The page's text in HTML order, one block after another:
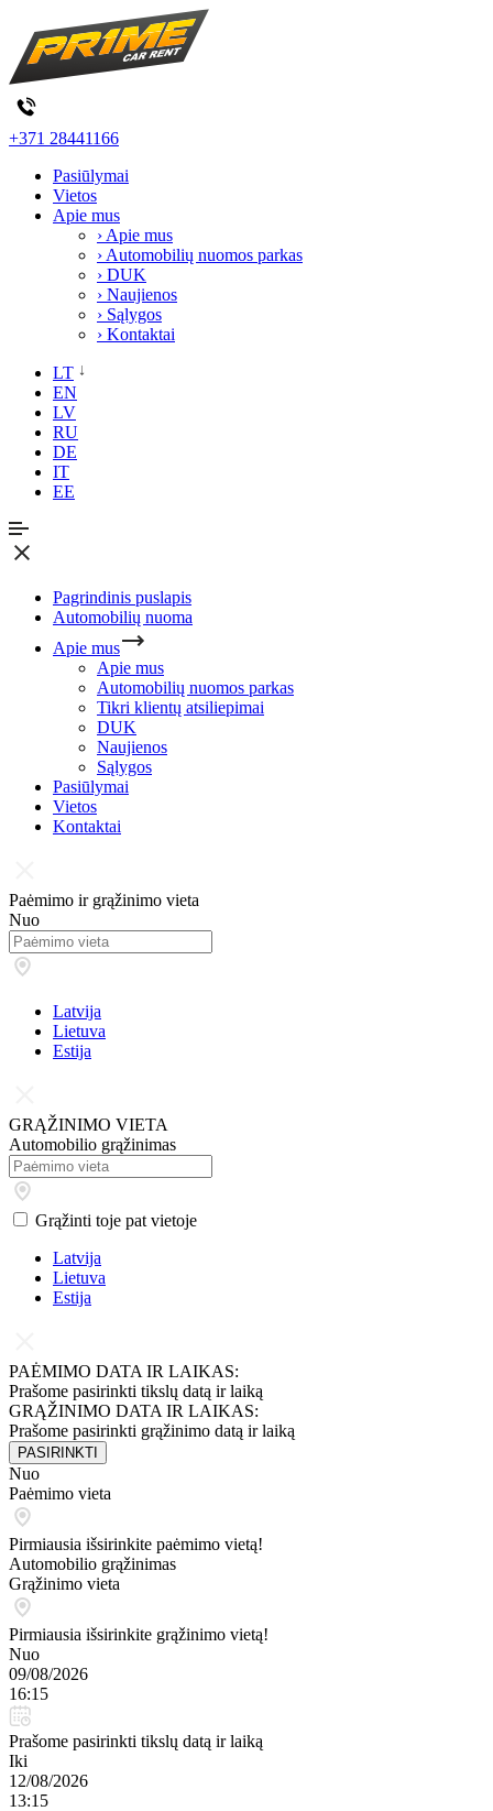
+371 28441166
Pasiūlymai
Vietos
Apie mus
› Apie mus
› Automobilių nuomos parkas
› DUK
› Naujienos
› Sąlygos
› Kontaktai
LT
EN
LV
RU
DE
IT
EE
Pagrindinis puslapis
Automobilių nuoma
Apie mus
Apie mus
Automobilių nuomos parkas
Tikri klientų atsiliepimai
DUK
Naujienos
Sąlygos
Pasiūlymai
Vietos
Kontaktai
Paėmimo ir grąžinimo vieta
Nuo
Latvija
Lietuva
Estija
GRĄŽINIMO VIETA
Automobilio grąžinimas
Grąžinti toje pat vietoje
Latvija
Lietuva
Estija
PAĖMIMO DATA IR LAIKAS:
Prašome pasirinkti tikslų datą ir laiką
GRĄŽINIMO DATA IR LAIKAS:
Prašome pasirinkti grąžinimo datą ir laiką
PASIRINKTI
Nuo
Paėmimo vieta
Pirmiausia išsirinkite paėmimo vietą!
Automobilio grąžinimas
Grąžinimo vieta
Pirmiausia išsirinkite grąžinimo vietą!
Nuo
09/08/2026
16:15
Prašome pasirinkti tikslų datą ir laiką
Iki
12/08/2026
13:15